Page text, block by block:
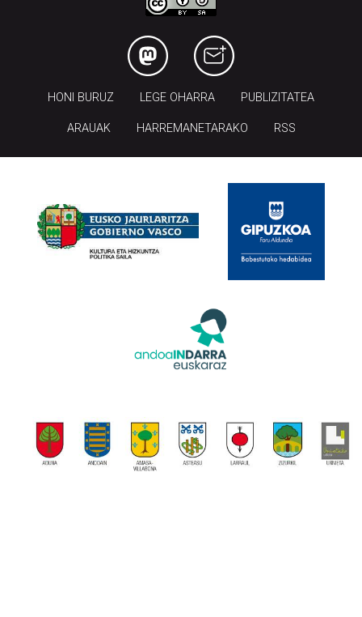
HONI BURUZ LEGE OHARRA PUBLIZITATEA
ARAUAK HARREMANETARAKO RSS